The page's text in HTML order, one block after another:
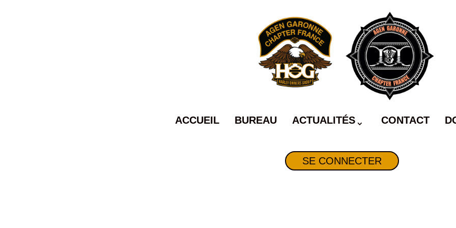
ACCUEIL BUREAU ACTUALITÉS CONTACT
SE CONNECTER